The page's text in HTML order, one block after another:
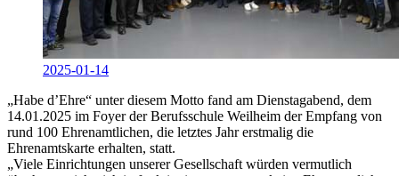
2025-01-14
„Habe d’Ehre“ unter diesem Motto fand am Dienstagabend, dem
14.01.2025 im Foyer der Berufsschule Weilheim der Empfang von
rund 100 Ehrenamtlichen, die letztes Jahr erstmalig die
Ehrenamtskarte erhalten, statt.
„Viele Einrichtungen unserer Gesellschaft würden vermutlich